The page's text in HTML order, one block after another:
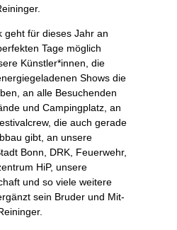
geht für dieses Jahr an
Tage möglich
Künstler*innen, die
Shows die
an alle Besuchenden
und Campingplatz, an
die auch gerade
gibt, an unsere
Bonn, DRK, Feuerwehr,
HiP, unsere
und so viele weitere
sein Bruder und Mit-